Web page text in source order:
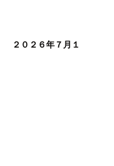
２０２６年７月１